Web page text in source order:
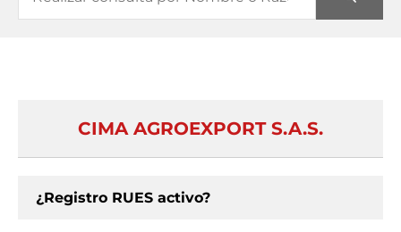
CIMA AGROEXPORT S.A.S.
¿Registro RUES activo?